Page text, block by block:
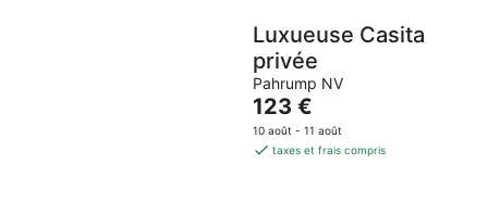
Luxueuse Casita
privée
Pahrump NV
Le
prix
est
123 €
10 août - 11 août
taxes et frais compris